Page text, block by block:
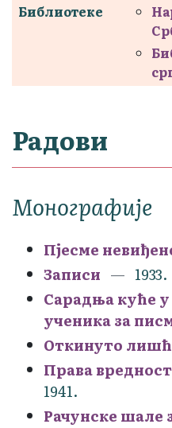
Библиотеке
Радови
Монографије
Пјесме
Записи
1933.
Сарадња куће
ученика за
Откинуто
Права
1941.
Рачунске шале